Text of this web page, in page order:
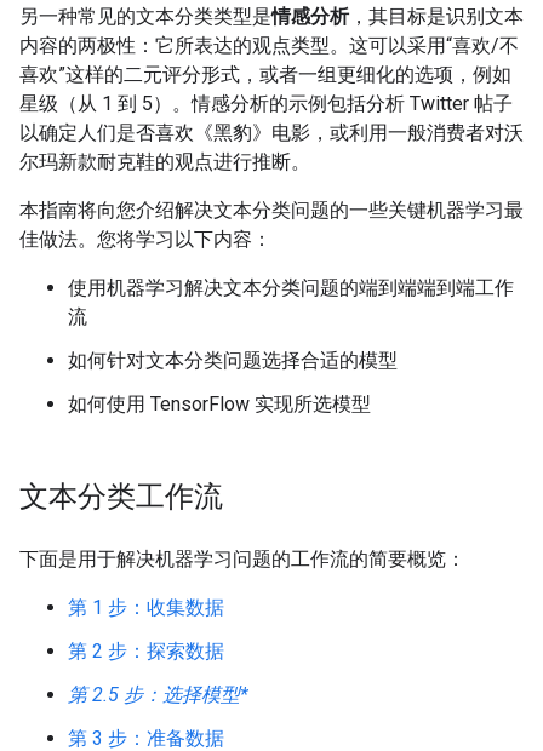
另一种常见的文本分类类型是情感分析，其目标是识别文本
内容的两极性：它所表达的观点类型。这可以采用“喜欢/不
喜欢”这样的二元评分形式，或者一组更细化的选项，例如
星级（从 1 到 5）。情感分析的示例包括分析 Twitter 帖子
以确定人们是否喜欢《黑豹》电影，或利用一般消费者对沃
尔玛新款耐克鞋的观点进行推断。
本指南将向您介绍解决文本分类问题的一些关键机器学习最
佳做法。您将学习以下内容：
使用机器学习解决文本分类问题的端到端端到端工作
流
如何针对文本分类问题选择合适的模型
如何使用 TensorFlow 实现所选模型
文本分类工作流
下面是用于解决机器学习问题的工作流的简要概览：
第 1 步：收集数据
第 2 步：探索数据
第 2.5 步：选择模型*
第 3 步：准备数据